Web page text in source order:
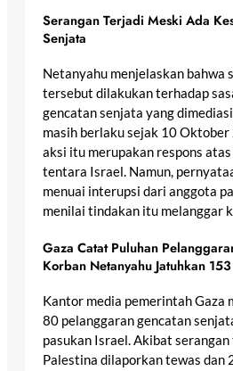
Serangan Terjadi Meski Ada
Senjata
Netanyahu menjelaskan bahwa
tersebut dilakukan terhadap
gencatan senjata yang
masih berlaku sejak 10
aksi itu merupakan respons
tentara Israel. Namun,
menuai interupsi dari anggota
menilai tindakan itu melanggar
Gaza Catat Puluhan
Korban Netanyahu Jatuhkan
Kantor media pemerintah Gaza
80 pelanggaran gencatan
pasukan Israel. Akibat
Palestina dilaporkan tewas dan